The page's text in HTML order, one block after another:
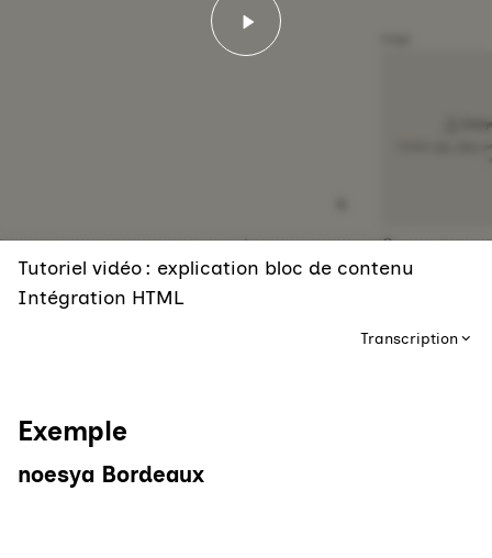
Lancer la vidéo -
Tutoriel vidéo : explication bloc de contenu
Intégration HTML
Transcription
Exemple
noesya Bordeaux